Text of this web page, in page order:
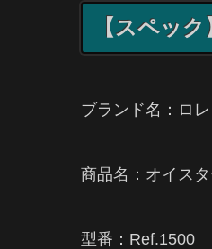
【スペック
ブランド名：ロ
商品名：オイス
型番：Ref.1500